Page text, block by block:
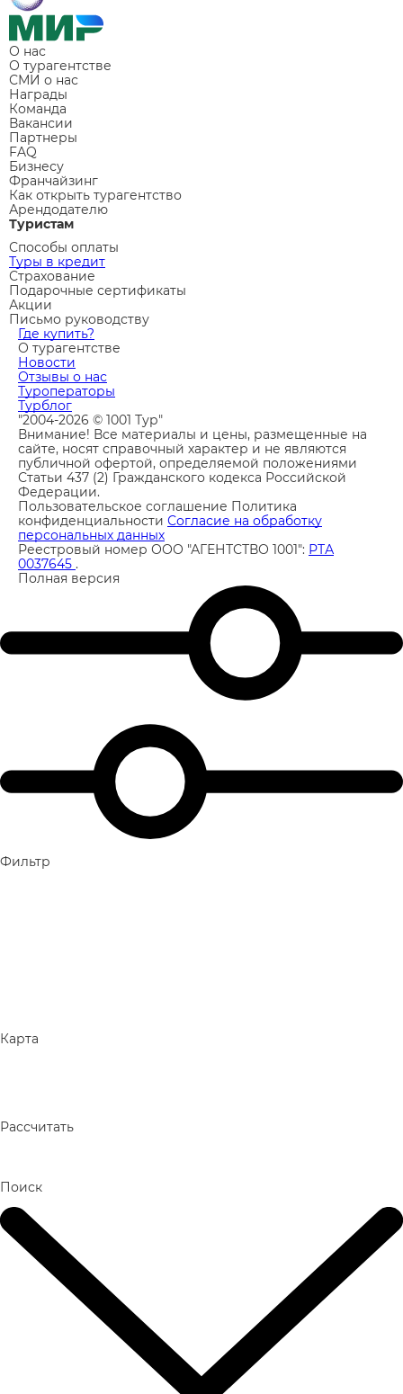
О нас
О турагентстве
СМИ о нас
Награды
Команда
Вакансии
Партнеры
FAQ
Бизнесу
Франчайзинг
Как открыть турагентство
Арендодателю
Туристам
Способы оплаты
Туры в кредит
Страхование
Подарочные сертификаты
Акции
Письмо руководству
Где купить?
О турагентстве
Новости
Отзывы о нас
Туроператоры
Турблог
"2004-2026 © 1001 Тур"
Внимание! Все материалы и цены, размещенные на
сайте, носят справочный характер и не являются
публичной офертой, определяемой положениями
Статьи 437 (2) Гражданского кодекса Российской
Федерации.
Пользовательское соглашение Политика
конфиденциальности Согласие на обработку
персональных данных
Реестровый номер ООО "АГЕНТСТВО 1001": РТА
0037645 .
Полная версия
Фильтр
Карта
Рассчитать
Поиск